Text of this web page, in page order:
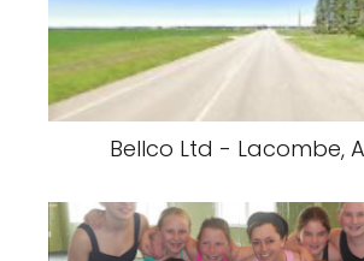
Bellco Ltd - Lacombe,